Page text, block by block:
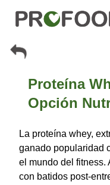
Proteína
Opción
La proteína whey,
ganado popularidad
el mundo del fitness.
con batidos post-